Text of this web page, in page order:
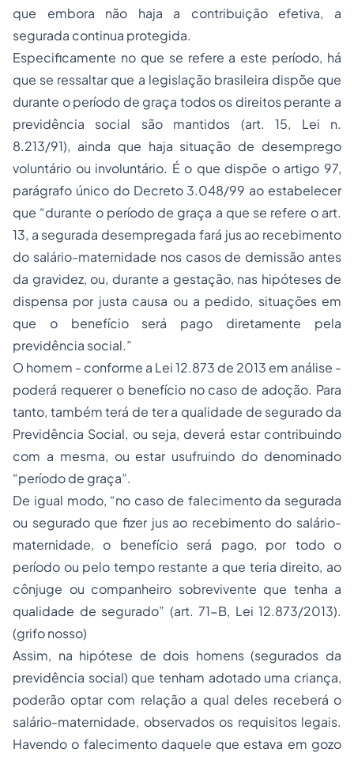
que embora não haja a contribuição efetiva, a
segurada continua protegida.
Especificamente no que se refere a este período, há
que se ressaltar que a legislação brasileira dispõe que
durante o período de graça todos os direitos perante a
previdência social são mantidos (art. 15, Lei n.
8.213/91), ainda que haja situação de desemprego
voluntário ou involuntário. É o que dispõe o artigo 97,
parágrafo único do Decreto 3.048/99 ao estabelecer
que “durante o período de graça a que se refere o art.
13, a segurada desempregada fará jus ao recebimento
do salário-maternidade nos casos de demissão antes
da gravidez, ou, durante a gestação, nas hipóteses de
dispensa por justa causa ou a pedido, situações em
que o benefício será pago diretamente pela
previdência social.”
O homem - conforme a Lei 12.873 de 2013 em análise -
poderá requerer o benefício no caso de adoção. Para
tanto, também terá de ter a qualidade de segurado da
Previdência Social, ou seja, deverá estar contribuindo
com a mesma, ou estar usufruindo do denominado
“período de graça”.
De igual modo, “no caso de falecimento da segurada
ou segurado que fizer jus ao recebimento do salário-
maternidade, o benefício será pago, por todo o
período ou pelo tempo restante a que teria direito, ao
cônjuge ou companheiro sobrevivente que tenha a
qualidade de segurado” (art. 71-B, Lei 12.873/2013).
(grifo nosso)
Assim, na hipótese de dois homens (segurados da
previdência social) que tenham adotado uma criança,
poderão optar com relação a qual deles receberá o
salário-maternidade, observados os requisitos legais.
Havendo o falecimento daquele que estava em gozo